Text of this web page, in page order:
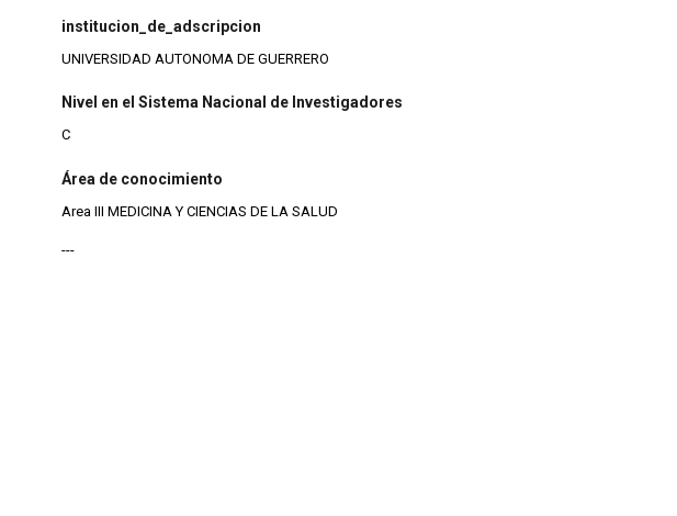
institucion_de_adscripcion
UNIVERSIDAD AUTONOMA DE GUERRERO
Nivel en el Sistema Nacional de Investigadores
C
Área de conocimiento
Area III MEDICINA Y CIENCIAS DE LA SALUD
---